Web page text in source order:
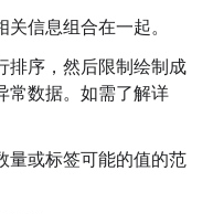
关信息组合在一起。
排序，然后限制绘制成
常数据。如需了解详
量或标签可能的值的范